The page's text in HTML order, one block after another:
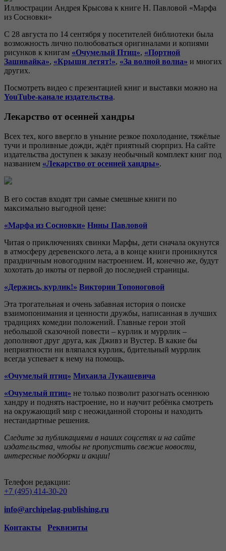
Иллюстрации Андрея Крысова к книге Н. Павловой «Марфа
из Сосновки»
С 28 августа по 14 сентября у посетителей библиотеки была
возможность лично полюбоваться оригиналами и копиями
рисунков к книгам «Очумелый Птиц», «Портной
Зашивайка», «Крыши летят!», «За волной волна» и многих
других.
Посмотреть видео с презентацией книг и выставки можно на
YouTube-канале издательства.
Лекарство от осенней хандры
Всех тех, кого ввергло в уныние резкое похолодание, тяжёлые
тучи и проливные дожди, ждёт приятный сюрприз. На сайте
издательства доступен к заказу необычный комплект книг под
названием «Лекарство от осенней хандры».
В его состав входят три самые смешные книги по
максимально выгодной цене:
«Марфа из Сосновки» Нины Павловой
Читая о приключениях свинки Марфы, дети сначала окунутся
в атмосферу деревенского лета, а в конце книги проникнутся
праздничным новогодним настроением. И, конечно же, будут
хохотать до икоты от первой до последней страницы.
«Держись, курлик!» Виктории Топоноговой
Эта трогательная и очень забавная история о поиске
взаимопонимания и ценности дружбы, написанная в лучших
традициях комедии положений. Главные герои этой
небольшой сказочной повести – курлик и муррлик –
дополняют друг друга, как Дживз и Вустер. В какие бы
неприятности ни вляпался курлик, бдительный муррлик
всегда успевает к нему на помощь.
«Очумелый птиц» Михаила Лукашевича
«Очумелый птиц» не только позволит разогнать осеннюю
хандру и поднять настроение, но и научит ребёнка смотреть
на окружающий мир с неожиданной стороны и находить
нестандартные решения.
Следите за публикациями в наших соцсетях и на сайте
издательства, чтобы не пропустить свежие новости,
интересные подборки и акции!
Телефон редакции:
+7 (495) 414-30-20
info@archipelag-publishing.ru
Контакты Реквизиты